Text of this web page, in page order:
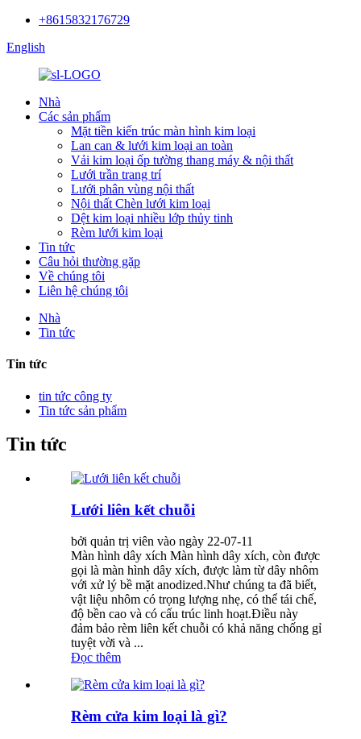
+8615832176729
English
Nhà
Các sản phẩm
Mặt tiền kiến ​​trúc màn hình kim loại
Lan can & lưới kim loại an toàn
Vải kim loại ốp tường thang máy & nội thất
Lưới trần trang trí
Lưới phân vùng nội thất
Nội thất Chèn lưới kim loại
Dệt kim loại nhiều lớp thủy tinh
Rèm lưới kim loại
Tin tức
Câu hỏi thường gặp
Về chúng tôi
Liên hệ chúng tôi
Nhà
Tin tức
Tin tức
tin tức công ty
Tin tức sản phẩm
Tin tức
Lưới liên kết chuỗi
bởi quản trị viên vào ngày 22-07-11
Màn hình dây xích Màn hình dây xích, còn được
gọi là màn hình dây xích, được làm từ dây nhôm
với xử lý bề mặt anodized.Như chúng ta đã biết,
vật liệu nhôm có trọng lượng nhẹ, có thể tái chế,
độ bền cao và có cấu trúc linh hoạt.Điều này
đảm bảo rèm liên kết chuỗi có khả năng chống gỉ
tuyệt vời và ...
Đọc thêm
Rèm cửa kim loại là gì?